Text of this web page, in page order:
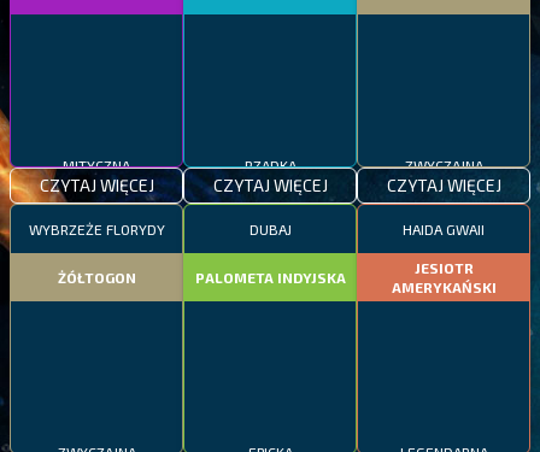
MITYCZNA
CZYTAJ WIĘCEJ
RZADKA
CZYTAJ WIĘCEJ
ZWYCZAJNA
CZYTAJ WIĘCEJ
WYBRZEŻE FLORYDY
ŻÓŁTOGON
DUBAJ
PALOMETA INDYJSKA
HAIDA GWAII
JESIOTR
AMERYKAŃSKI